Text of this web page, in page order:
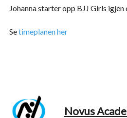
Johanna starter opp BJJ Girls
Setimeplanen her
Novus